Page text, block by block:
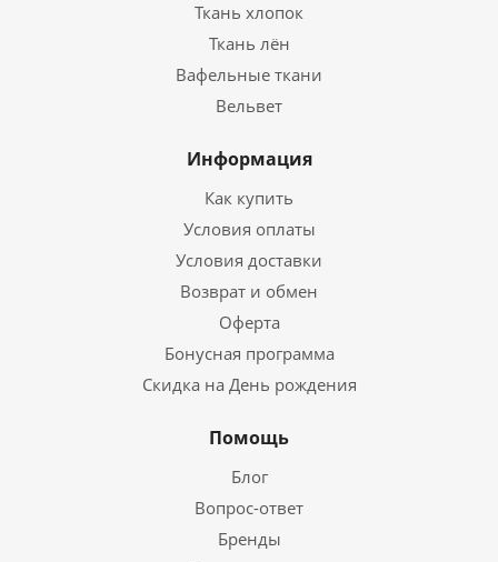
Ткань хлопок
Ткань лён
Вафельные ткани
Вельвет
Информация
Как купить
Условия оплаты
Условия доставки
Возврат и обмен
Оферта
Бонусная программа
Скидка на День рождения
Помощь
Блог
Вопрос-ответ
Бренды